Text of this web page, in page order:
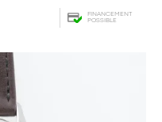
FINANCEMENT
POSSIBLE